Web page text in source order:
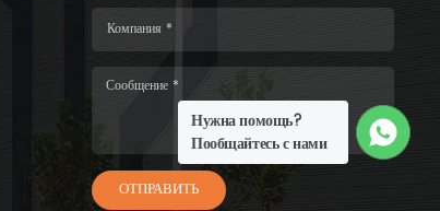
Нужна помощь?
Пообщайтесь с нами
ОТПРАВИТЬ